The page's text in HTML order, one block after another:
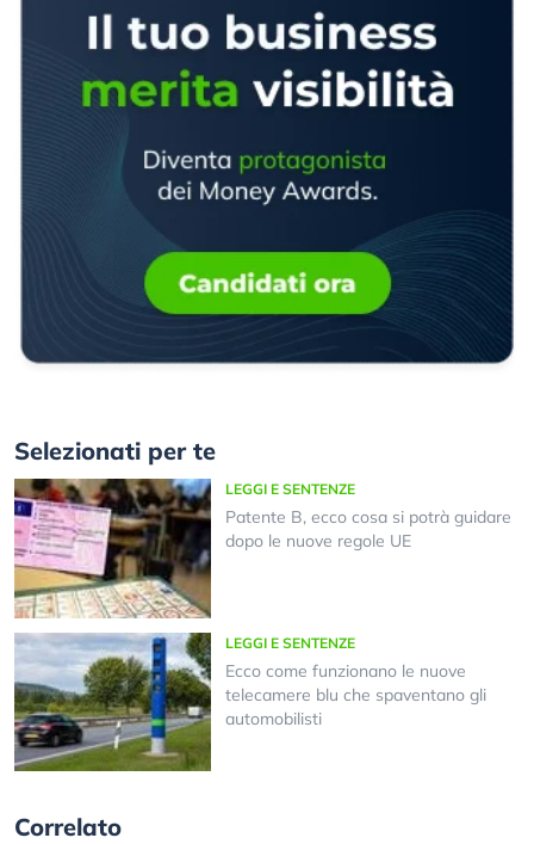
Selezionati per te
LEGGI E SENTENZE
Patente B, ecco cosa si potrà guidare
dopo le nuove regole UE
LEGGI E SENTENZE
Ecco come funzionano le nuove
telecamere blu che spaventano gli
automobilisti
Correlato